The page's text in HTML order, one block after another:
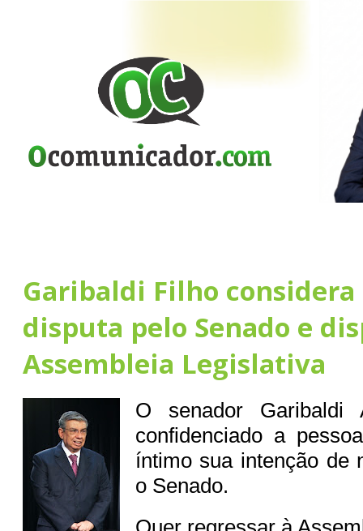
Garibaldi Filho
disputa pelo Senado e
Assembleia Legislativa
O senador Garibaldi
confidenciado a
íntimo sua intenção de
o Senado.